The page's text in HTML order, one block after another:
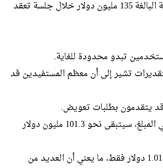
ومن المقرر أن تنظر المحكمة في الموافقة النهائية على التسوية البالغة 135 مليون دولار خلال جلسة تعقد
تبدو محدودة للغاية.
تشير إلى أن معظم المستفيدين قد
وبعد خصم أتعاب المحامين التي قد تصل إلى 25% من إجمالي المبلغ، سيتبقى نحو 101.3 مليون دولار
وبناءً على هذه الأرقام، قد لا تتجاوز حصة كل شخص حوالي 1.01 دولار فقط، ما يعني أن العديد من